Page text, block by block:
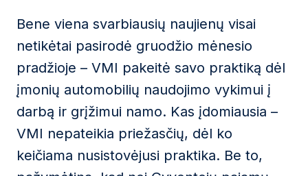
Bene viena svarbiausių naujienų visai
netikėtai pasirodė gruodžio mėnesio
pradžioje – VMI pakeitė savo praktiką dėl
įmonių automobilių naudojimo vykimui į
darbą ir grįžimui namo. Kas įdomiausia –
VMI nepateikia priežasčių, dėl ko
keičiama nusistovėjusi praktika. Be to,